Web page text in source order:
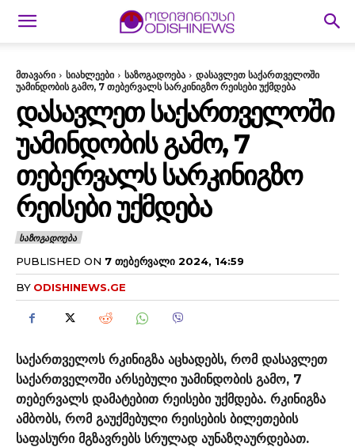
მთავარი სიახლეები საზოგადოება
დასავლეთ საქართველოში
უამინდობის გამო, 7 თებერვალს სარკინიგზო რეისები უქმდება
ᲓᲐᲡᲐᲕᲚᲔᲗ ᲡᲐᲥᲐᲠᲗᲕᲔᲚᲝᲨᲘ
ᲣᲐᲛᲘᲜᲓᲝᲑᲘᲡ ᲒᲐᲛᲝ, 7
ᲗᲔᲑᲔᲠᲕᲐᲚᲡ ᲡᲐᲠᲙᲘᲜᲘᲒᲖᲝ
ᲠᲔᲘᲡᲔᲑᲘ ᲣᲥᲛᲓᲔᲑᲐ
ᲡᲐᲖᲝᲒᲐᲓᲝᲔᲑᲐ
PUBLISHED ON 7 ᲗᲔᲑᲔᲠᲕᲐᲚᲘ 2024, 14:59
BY ODISHINEWS.GE
საქართველოს რკინიგზა აცხადებს, რომ დასავლეთ
საქართველოში არსებული უამინდობის გამო, 7
თებერვალს დამატებით რეისები უქმდება. რკინიგზა
ამბობს, რომ გაუქმებული რეისების ბილეთების
საფასური მგზავრებს სრულად აუნაზღაურდებათ.